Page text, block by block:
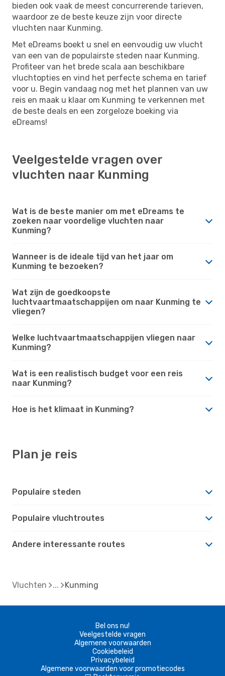
bieden ook vaak de meest concurrerende tarieven,
waardoor ze de beste keuze zijn voor directe
vluchten naar Kunming.
Met eDreams boekt u snel en eenvoudig uw vlucht
van een van de populairste steden naar Kunming.
Profiteer van het brede scala aan beschikbare
vluchtopties en vind het perfecte schema en tarief
voor u. Begin vandaag nog met het plannen van uw
reis en maak u klaar om Kunming te verkennen met
de beste deals en een zorgeloze boeking via
eDreams!
Veelgestelde vragen over
vluchten naar Kunming
Wat is de beste manier om met eDreams te
zoeken naar voordelige vluchten naar
Kunming?
Wanneer is de ideale tijd van het jaar om
Kunming te bezoeken?
Wat zijn de goedkoopste
luchtvaartmaatschappijen om naar Kunming te
vliegen?
Welke luchtvaartmaatschappijen vliegen naar
Kunming?
Wat is een realistisch budget voor een reis
naar Kunming?
Hoe is het klimaat in Kunming?
Plan je reis
Populaire steden
Populaire vluchtroutes
Andere interessante routes
Vluchten Kunming
Bel ons nu!
Veelgestelde vragen
Algemene voorwaarden
Cookiebeleid
Privacybeleid
Algemene voorwaarden voor promotiecodes